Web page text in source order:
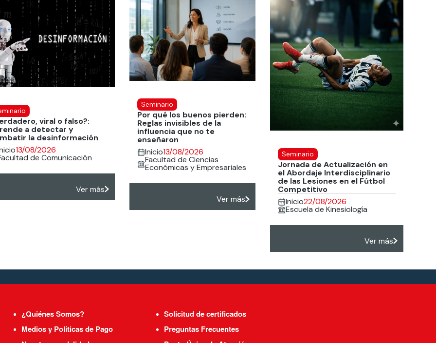
viral o falso?:
a detectar y
la desinformación
13/08/2026
de Comunicación
Ver más
Seminario
Por qué los buenos pierden:
Reglas invisibles de la
influencia que no te
enseñaron
Inicio13/08/2026
Facultad de Ciencias
Económicas y Empresariales
Ver más
Seminario
Jornada de Actualización en
el Abordaje Interdisciplinario
de las Lesiones en el Fútbol
Competitivo
Inicio22/08/2026
Escuela de Kinesiología
Ver más
¿Quiénes Somos?
Medios y Políticas de Pago
Solicitud de certificados
Preguntas Frecuentes